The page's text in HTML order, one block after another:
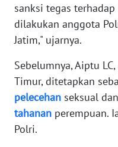
sanksi tegas
dilakukan anggota
Jatim," ujarnya.
Sebelumnya, Aiptu
Timur, ditetapkan
pelecehan seksual
tahanan perempuan.
Polri.
BANTEN
WN
WN
KEPRI
WN